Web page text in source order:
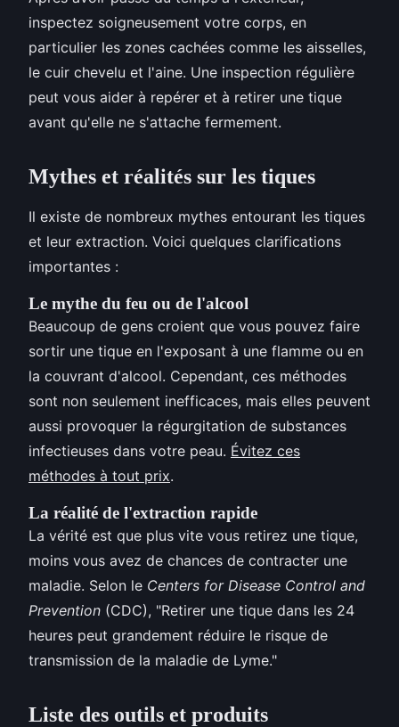
inspectez soigneusement votre corps, en
particulier les zones cachées comme les aisselles,
le cuir chevelu et l'aine. Une inspection régulière
peut vous aider à repérer et à retirer une tique
avant qu'elle ne s'attache fermement.
Mythes et réalités sur les tiques
Il existe de nombreux mythes entourant les tiques
et leur extraction. Voici quelques clarifications
importantes :
Le mythe du feu ou de l'alcool
Beaucoup de gens croient que vous pouvez faire
sortir une tique en l'exposant à une flamme ou en
la couvrant d'alcool. Cependant, ces méthodes
sont non seulement inefficaces, mais elles peuvent
aussi provoquer la régurgitation de substances
infectieuses dans votre peau. Évitez ces
méthodes à tout prix.
La réalité de l'extraction rapide
La vérité est que plus vite vous retirez une tique,
moins vous avez de chances de contracter une
maladie. Selon le Centers for Disease Control and
Prevention (CDC), "Retirer une tique dans les 24
heures peut grandement réduire le risque de
transmission de la maladie de Lyme."
Liste des outils et produits